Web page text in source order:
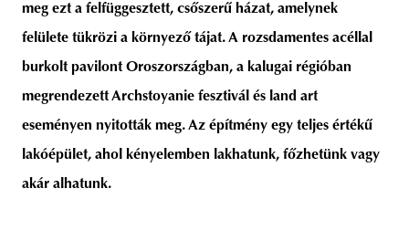
meg ezt a felfüggesztett, csőszerű házat, amelynek
felülete tükrözi a környező tájat. A rozsdamentes acéllal
burkolt pavilont Oroszországban, a kalugai régióban
megrendezett Archstoyanie fesztivál és land art
eseményen nyitották meg. Az építmény egy teljes értékű
lakóépület, ahol kényelemben lakhatunk, főzhetünk vagy
akár alhatunk.